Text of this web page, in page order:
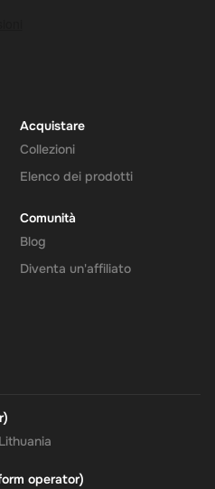
Acquistare
Collezioni
Elenco dei prodotti
Comunità
Blog
Diventa un'affiliato
operator)